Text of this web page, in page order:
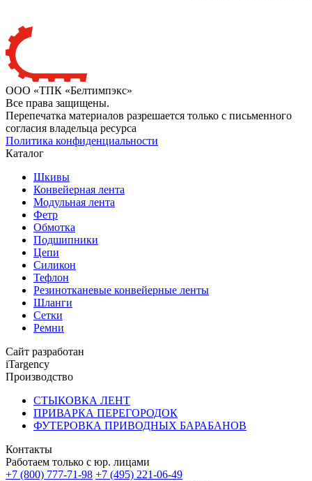
ООО «ТПК «Белтимпэкс»
Все права защищены.
Перепечатка материалов разрешается только с письменного
согласия владельца ресурса
Политика конфиденциальности
Каталог
Шкивы
Конвейерная лента
Модульная лента
Фетр
Обмотка
Подшипники
Цепи
Силикон
Тефлон
Резинотканевые конвейерные ленты
Шланги
Сетки
Ремни
Сайт разработан
iTargency
Производство
СТЫКОВКА ЛЕНТ
ПРИВАРКА ПЕРЕГОРОДОК
ФУТЕРОВКА ПРИВОДНЫХ БАРАБАНОВ
Контакты
Работаем только с юр. лицами
+7 (800) 777-71-98 +7 (495) 221-06-49